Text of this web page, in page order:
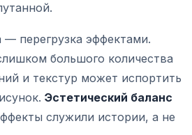
— перегрузка эффектами.
большого количества
и текстур может испортить
Эстетический баланс
служили истории, а не